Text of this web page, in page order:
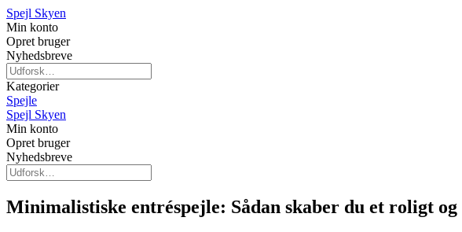
Spejl Skyen
Min konto
Opret bruger
Nyhedsbreve
Kategorier
Spejle
Spejl Skyen
Min konto
Opret bruger
Nyhedsbreve
Minimalistiske entréspejle: Sådan skaber du et roligt